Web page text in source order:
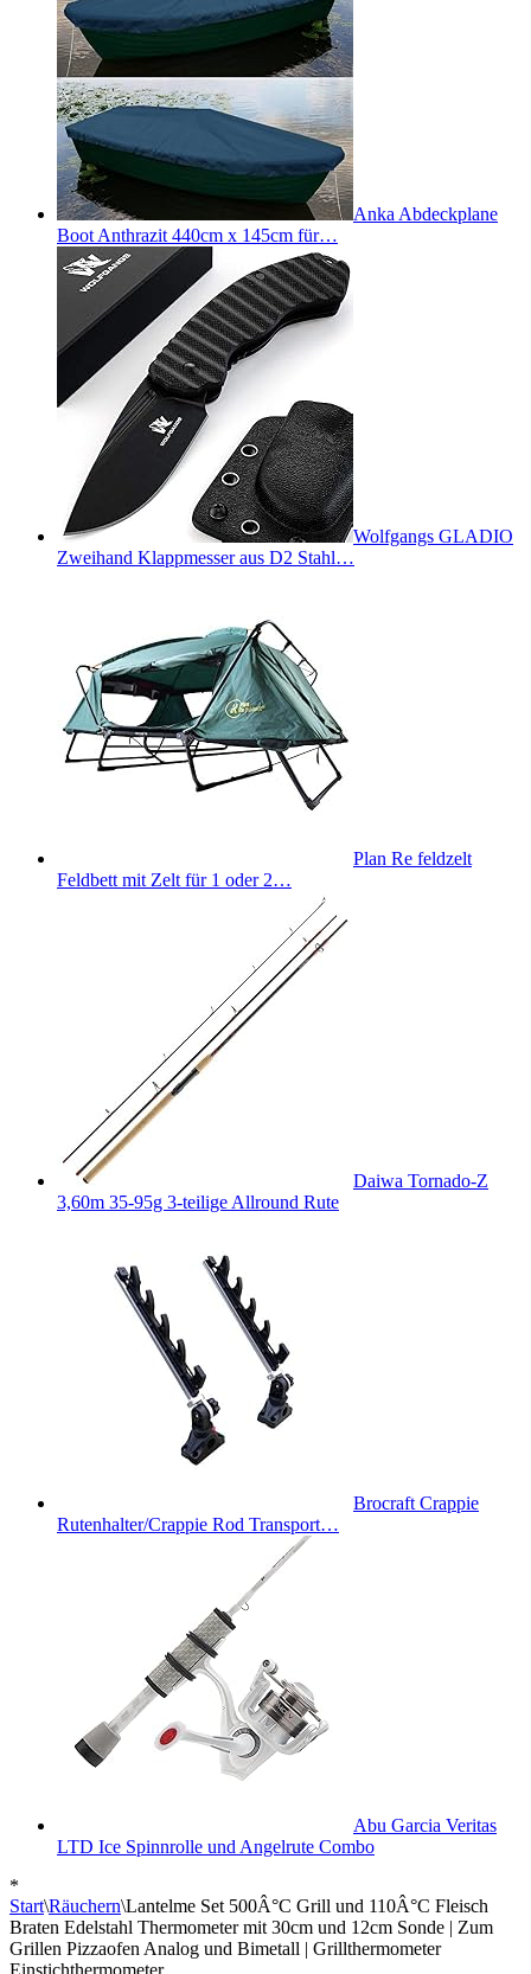
Anka Abdeckplane
Boot Anthrazit 440cm x 145cm für…
Wolfgangs GLADIO
Zweihand Klappmesser aus D2 Stahl…
Plan Re feldzelt
Feldbett mit Zelt für 1 oder 2…
Daiwa Tornado-Z
3,60m 35-95g 3-teilige Allround Rute
Brocraft Crappie
Rutenhalter/Crappie Rod Transport…
Abu Garcia Veritas
LTD Ice Spinnrolle und Angelrute Combo
*
Start\Räuchern\Lantelme Set 500Â°C Grill und 110Â°C Fleisch
Braten Edelstahl Thermometer mit 30cm und 12cm Sonde | Zum
Grillen Pizzaofen Analog und Bimetall | Grillthermometer
Einstichthermometer